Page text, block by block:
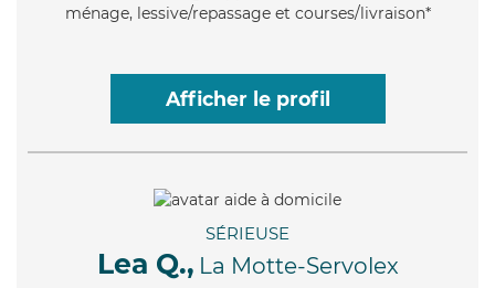
ménage, lessive/repassage et courses/livraison*
Afficher le profil
SÉRIEUSE
Lea Q., La Motte-Servolex